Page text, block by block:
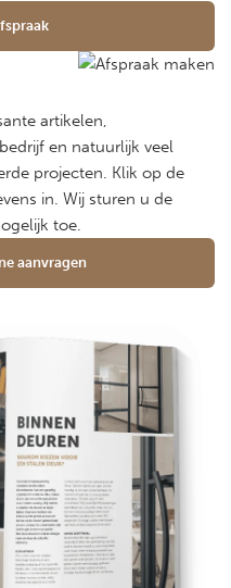
artikelen,
en natuurlijk veel
projecten. Klik op de
in. Wij sturen u de
toe.
aanvragen